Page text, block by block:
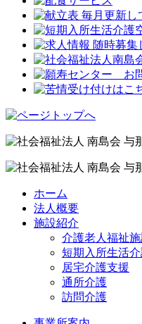
ホーム
法人概要
施設紹介
介護老人福祉施
短期入所生活
居宅介護支援
通所介護
訪問介護